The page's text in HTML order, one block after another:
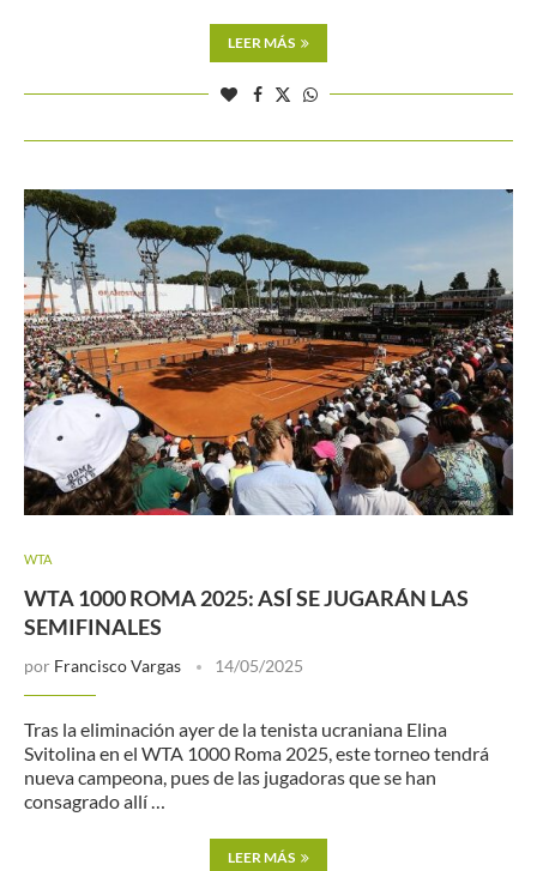
LEER MÁS
WTA
WTA 1000 ROMA 2025: ASÍ SE JUGARÁN LAS
SEMIFINALES
por Francisco Vargas 14/05/2025
Tras la eliminación ayer de la tenista ucraniana Elina
Svitolina en el WTA 1000 Roma 2025, este torneo tendrá
nueva campeona, pues de las jugadoras que se han
consagrado allí …
LEER MÁS